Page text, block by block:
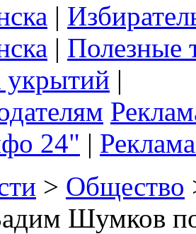
|
| Полезные
|
24" |
> Общество
Шумков